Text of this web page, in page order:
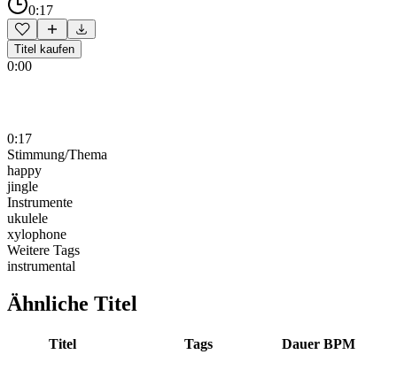
0:17
Titel kaufen
0:00
0:17
Stimmung/Thema
happy
jingle
Instrumente
ukulele
xylophone
Weitere Tags
instrumental
Ähnliche Titel
Titel Tags Dauer BPM